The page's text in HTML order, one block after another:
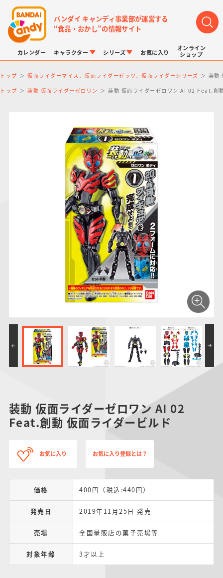
バンダイ キャンディ事業部が運営する
“食品・おかし”の情報サイト
カレンダー キャラクター
LINK TRAVELERS
仮面ライダーシリー
PROJECT R.E.D.・
スーパー戦隊シリー
ズ
プリキュアシリーズ
ガンダムシリーズ
ポケットモンスター
ドラゴンボール
アンパンマン
サンリオキャラクタ
ーズ
シリーズ
チョコボックス
つりグミ
チョコサプ
にふぉるめーしょん
＆スクエアシール
SMPシリーズ
ポケモンキッズ
ポケモンスケールワ
キャラデコ
お気に入り
オンライン
ショップ
トップ 仮面ライダーマイス、仮面ライダーゼッツ、仮面ライダーシリーズ 装動
トップ 装動 仮面ライダーゼロワン 装動 仮面ライダーゼロワン AI 02 Feat.創
装動 仮面ライダーゼロワン AI 02
Feat.創動 仮面ライダービルド
お気に入り お気に入り登録とは？
価格 400円（税込:440円）
発売日 2019年11月25日 発売
売場 全国量販店の菓子売場等
対象年齢 3才以上